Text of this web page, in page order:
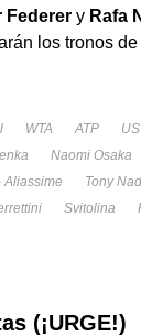
Federer y Rafa
los tronos de
WTA ATP
Naomi Osaka
Aliassime Tony
Svitolina
(¡URGE!)